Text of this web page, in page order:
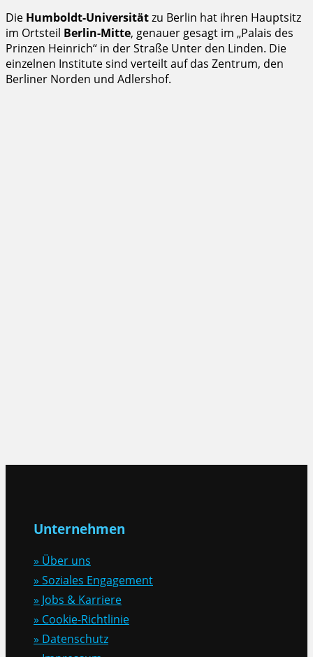
Die Humboldt-Universitätzu Berlin hat ihren Hauptsitz
im Ortsteil Berlin-Mitte, genauer gesagt im „Palais des
Prinzen Heinrich“ in der Straße Unter den Linden. Die
einzelnen Institute sind verteilt auf das Zentrum, den
Berliner Norden und Adlershof.
Unternehmen
» Über uns
» Soziales Engagement
» Jobs & Karriere
» Cookie-Richtlinie
» Datenschutz